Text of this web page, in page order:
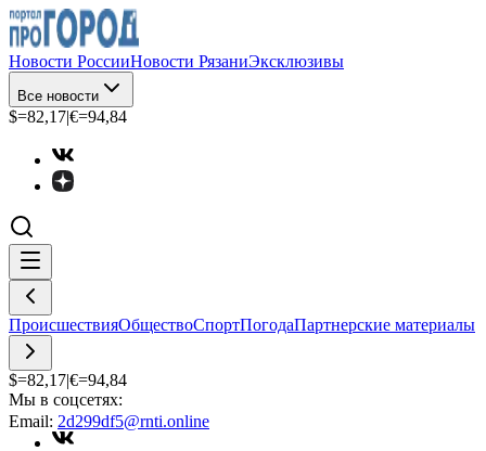
Новости РоссииНовости РязаниЭксклюзивы
Все новости
$=82,17|€=94,84
ПроисшествияОбществоСпортПогодаПартнерские материалы
$=82,17|€=94,84
Мы в соцсетях:
Email: 2d299df5@rnti.online